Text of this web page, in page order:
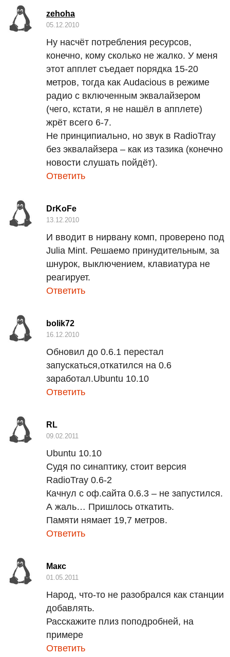
zehoha
05.12.2010
Ну насчёт потребления ресурсов,
конечно, кому сколько не жалко. У меня
этот апплет съедает порядка 15-20
метров, тогда как Audacious в режиме
радио с включенным эквалайзером
(чего, кстати, я не нашёл в апплете)
жрёт всего 6-7.
Не принципиально, но звук в RadioTray
без эквалайзера – как из тазика (конечно
новости слушать пойдёт).
Ответить
DrKoFe
13.12.2010
И вводит в нирвану комп, проверено под
Julia Mint. Решаемо принудительным, за
шнурок, выключением, клавиатура не
реагирует.
Ответить
bolik72
16.12.2010
Обновил до 0.6.1 перестал
запускаться,откатился на 0.6
заработал.Ubuntu 10.10
Ответить
RL
09.02.2011
Ubuntu 10.10
Судя по синаптику, стоит версия
RadioTray 0.6-2
Качнул с оф.сайта 0.6.3 – не запустился.
А жаль… Пришлось откатить.
Памяти нямает 19,7 метров.
Ответить
Макс
01.05.2011
Народ, что-то не разобрался как станции
добавлять.
Расскажите плиз поподробней, на
примере
Ответить